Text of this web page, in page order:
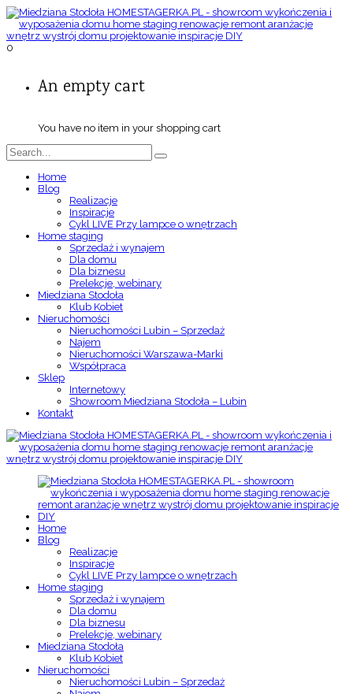
0
An empty cart
You have no item in your shopping cart
Home
Blog
Realizacje
Inspiracje
Cykl LIVE Przy lampce o wnętrzach
Home staging
Sprzedaż i wynajem
Dla domu
Dla biznesu
Prelekcje, webinary
Miedziana Stodoła
Klub Kobiet
Nieruchomości
Nieruchomości Lubin – Sprzedaż
Najem
Nieruchomości Warszawa-Marki
Współpraca
Sklep
Internetowy
Showroom Miedziana Stodoła – Lubin
Kontakt
Home
Blog
Realizacje
Inspiracje
Cykl LIVE Przy lampce o wnętrzach
Home staging
Sprzedaż i wynajem
Dla domu
Dla biznesu
Prelekcje, webinary
Miedziana Stodoła
Klub Kobiet
Nieruchomości
Nieruchomości Lubin – Sprzedaż